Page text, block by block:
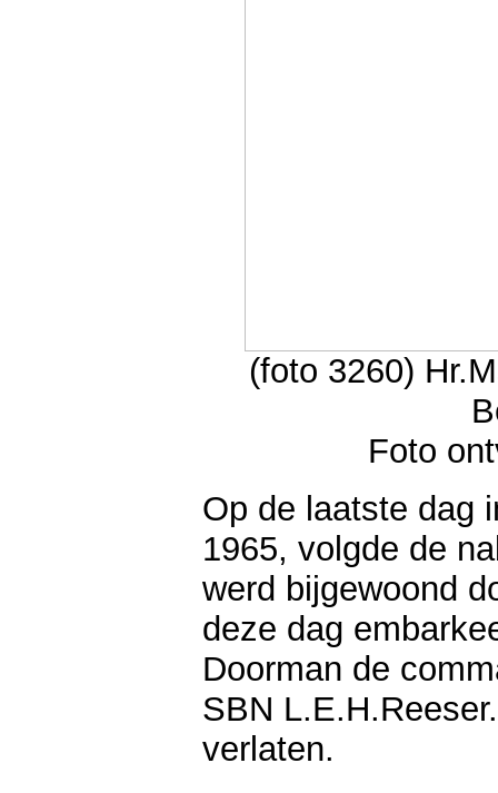
(foto 3260)
Foto
Op de laatste dag
1965, volgde de
werd bijgewoond
deze dag
Doorman de
SBN
verlaten.